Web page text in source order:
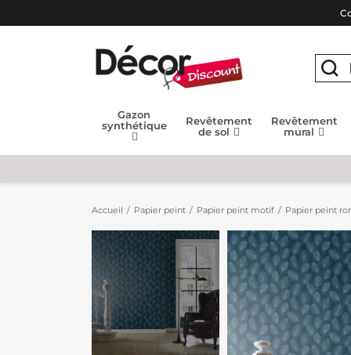
Gazon
synthétique
Revêtement
de sol
Revêtement
mural
Accueil Papier peint Papier peint motif Papier peint